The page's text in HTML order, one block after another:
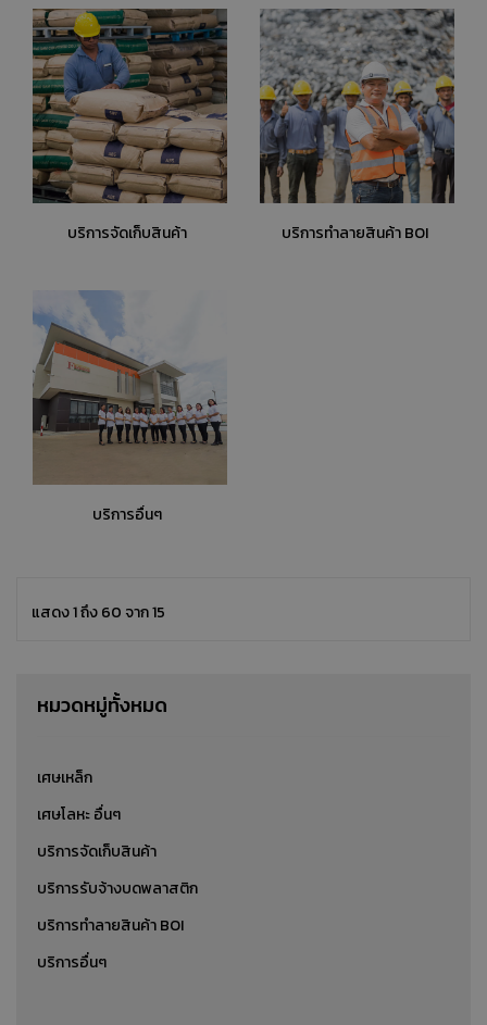
บริการจัดเก็บสินค้า บริการทำลายสินค้า BOI
บริการอื่นๆ
แสดง 1 ถึง 60 จาก 15
หมวดหมู่ทั้งหมด
เศษเหล็ก
เศษโลหะ อื่นๆ
บริการจัดเก็บสินค้า
บริการรับจ้างบดพลาสติก
บริการทำลายสินค้า BOI
บริการอื่นๆ